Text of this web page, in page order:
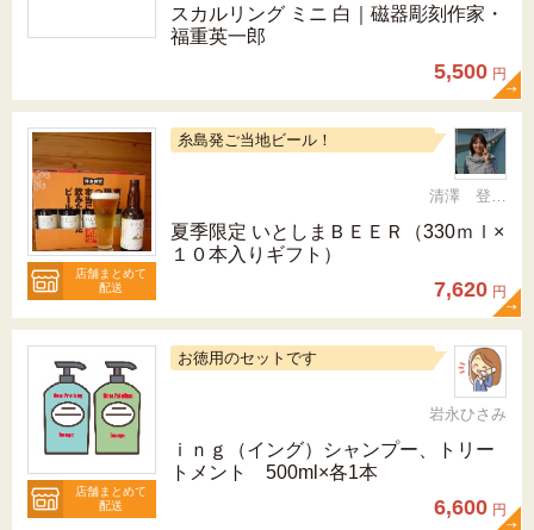
スカルリング ミニ 白｜磁器彫刻作家・
福重英一郎
5,500 円
店舗まとめて
配送
糸島発ご当地ビール！
清澤 登希子
夏季限定 いとしまＢＥＥＲ（330ｍｌ×
１０本入りギフト）
7,620 円
店舗まとめて
配送
お徳用のセットです
岩永ひさみ
ｉｎｇ（イング）シャンプー、トリー
トメント 500ml×各1本
6,600 円